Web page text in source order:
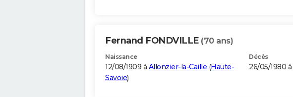
Fernand FONDVILLE (70 ans)
Naissance
12/08/1909 à Allonzier-la-Caille (Haute-
Savoie)
Décès
26/05/1980 à